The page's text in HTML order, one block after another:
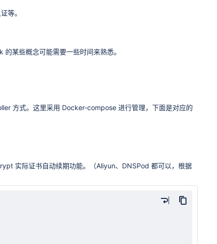
等。
某些概念可能需要一些时间来熟悉。
方式。这里采用 Docker-compose 进行管理，下面是对应的
实际证书自动续期功能。（Aliyun、DNSPod 都可以，根据